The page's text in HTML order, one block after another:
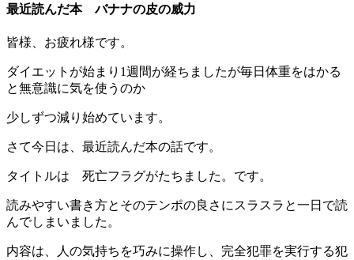
最近読んだ本 バナナの皮の威力
皆様、お疲れ様です。
ダイエットが始まり1週間が経ちましたが毎日体重をはかる
と無意識に気を使うのか
少しずつ減り始めています。
さて今日は、最近読んだ本の話です。
タイトルは 死亡フラグがたちました。です。
読みやすい書き方とそのテンポの良さにスラスラと一日で読
んでしまいました。
内容は、人の気持ちを巧みに操作し、完全犯罪を実行する犯